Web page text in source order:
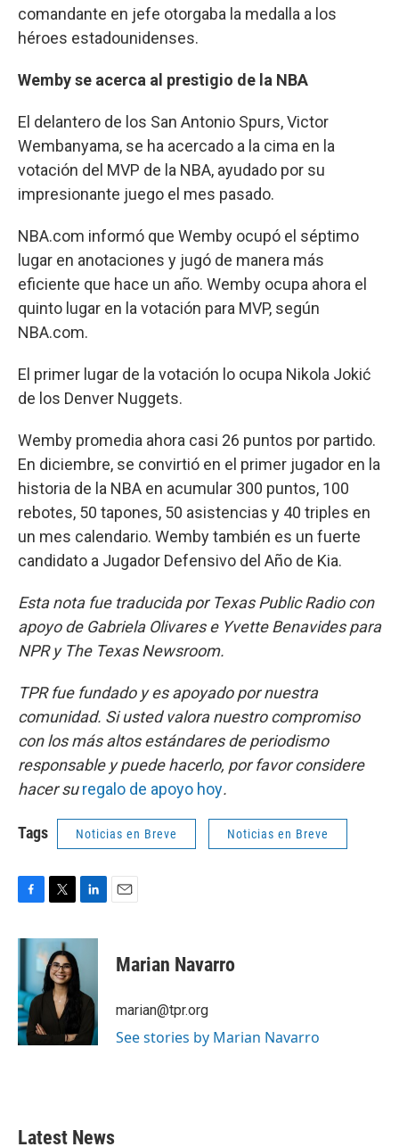
comandante en jefe otorgaba la medalla a los
héroes estadounidenses.
Wemby se acerca al prestigio de la NBA
El delantero de los San Antonio Spurs, Victor
Wembanyama, se ha acercado a la cima en la
votación del MVP de la NBA, ayudado por su
impresionante juego el mes pasado.
NBA.com informó que Wemby ocupó el séptimo
lugar en anotaciones y jugó de manera más
eficiente que hace un año. Wemby ocupa ahora el
quinto lugar en la votación para MVP, según
NBA.com.
El primer lugar de la votación lo ocupa Nikola Jokić
de los Denver Nuggets.
Wemby promedia ahora casi 26 puntos por partido.
En diciembre, se convirtió en el primer jugador en la
historia de la NBA en acumular 300 puntos, 100
rebotes, 50 tapones, 50 asistencias y 40 triples en
un mes calendario. Wemby también es un fuerte
candidato a Jugador Defensivo del Año de Kia.
Esta nota fue traducida por Texas Public Radio con
apoyo de Gabriela Olivares e Yvette Benavides para
NPR y The Texas Newsroom.
TPR fue fundado y es apoyado por nuestra
comunidad. Si usted valora nuestro compromiso
con los más altos estándares de periodismo
responsable y puede hacerlo, por favor considere
hacer suregalo de apoyo hoy.
Tags Noticias en Breve Noticias en Breve
c
o
o
k
i
t
t
e
r
n
e
d
Marian Navarro
marian@tpr.org
See stories by Marian Navarro
Latest News